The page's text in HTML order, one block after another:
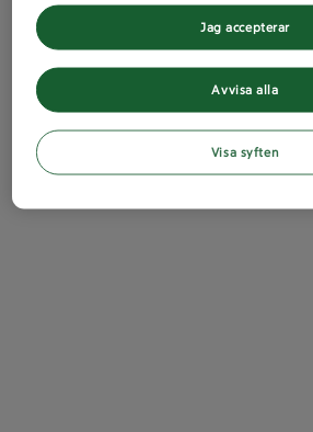
Avvisa alla
Jag accepterar
Visa syften